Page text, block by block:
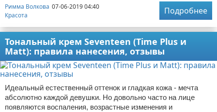
Римма Волкова 07-06-2019 04:40
Красота
Подробнее
Тональный крем Seventeen (Time Plus и
Matt): правила нанесения, отзывы
Идеальный естественный оттенок и гладкая кожа - мечта
абсолютно каждой девушки. Но довольно часто на лице
появляются воспаления, возрастные изменения и